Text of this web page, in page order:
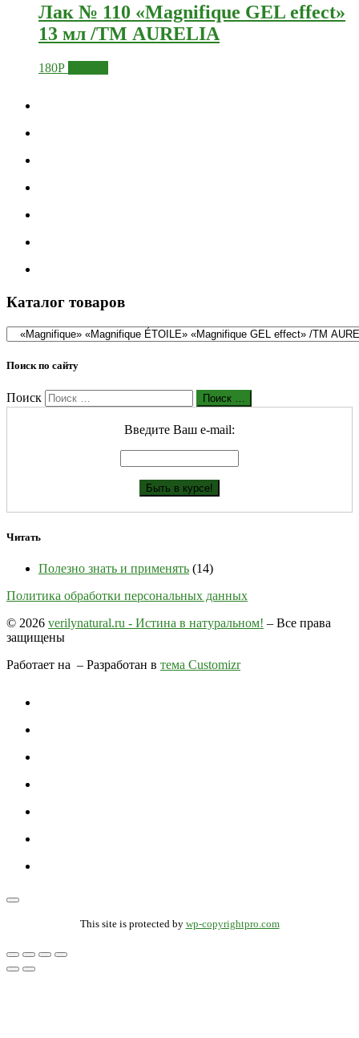
Лак № 110 «Magnifique GEL effect»
13 мл /ТМ AURELIA
180Р
Каталог товаров
Поиск по сайту
Поиск Поиск …
Введите Ваш е-mail:
Читать
Полезно знать и применять (14)
Политика обработки персональных данных
© 2026 verilynatural.ru - Истина в натуральном! – Все права
защищены
Работает на – Разработан в тема Customizr
This site is protected by wp-copyrightpro.com